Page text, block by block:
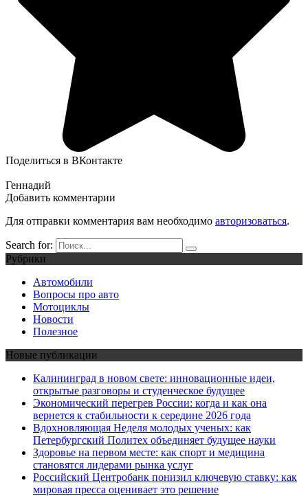
Поделиться в ВКонтакте
Геннадий
Добавить комментарии
Для отправки комментария вам необходимо авторизоваться.
Search for:
Рубрики
Автомобили
Вопросы про авто
Мотоциклы
Новости
Полезное
Новые публикации
Калининград в новом свете: инновационные идеи,
открытые разговоры и студенческое будущее
Экономический перегрев России: когда и как она
вернется к стабильности к середине 2026 года
Вдохновляющая Неделя молодых ученых: как
Петербургский Политех объединяет будущее науки
Здоровье на первом месте: как спорт и медицина
становятся лидерами рынка услуг
Российский Центробанк понизил ключевую ставку: как
мировая пресса оценивает это решение